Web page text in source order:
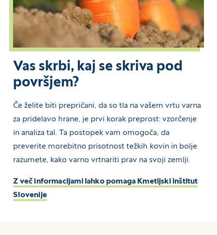
Vas skrbi, kaj se skriva pod
površjem?
Če želite biti prepričani, da so tla na vašem vrtu varna
za pridelavo hrane, je prvi korak preprost: vzorčenje
in analiza tal. Ta postopek vam omogoča, da
preverite morebitno prisotnost težkih kovin in bolje
razumete, kako varno vrtnariti prav na svoji zemlji.
Z več informacijami lahko pomaga Kmetijski inštitut
Slovenije